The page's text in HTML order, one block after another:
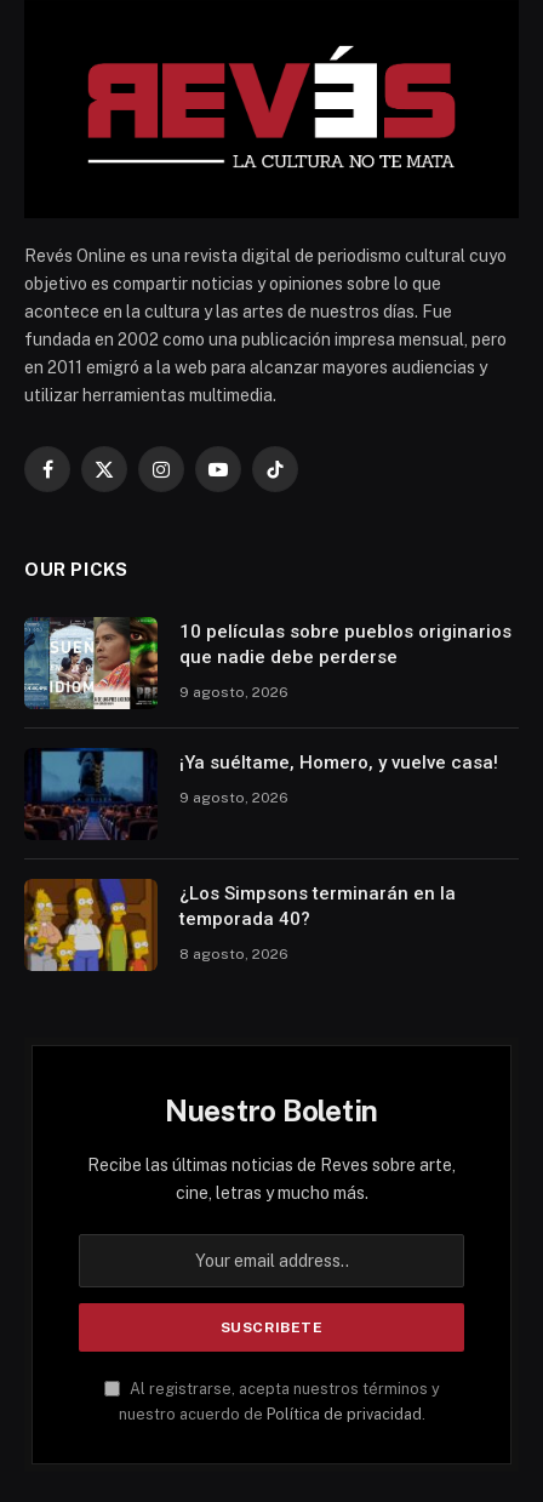
Revés Online es una revista digital de periodismo cultural cuyo
objetivo es compartir noticias y opiniones sobre lo que
acontece en la cultura y las artes de nuestros días. Fue
fundada en 2002 como una publicación impresa mensual, pero
en 2011 emigró a la web para alcanzar mayores audiencias y
utilizar herramientas multimedia.
Facebook
X
InstagramYouTubeTikTok
OUR PICKS
10 películas sobre pueblos originarios
que nadie debe perderse
9 agosto, 2026
¡Ya suéltame, Homero, y vuelve casa!
9 agosto, 2026
¿Los Simpsons terminarán en la
temporada 40?
8 agosto, 2026
Nuestro Boletin
Recibe las últimas noticias de Reves sobre arte,
cine, letras y mucho más.
Al registrarse, acepta nuestros términos y
nuestro acuerdo de Política de privacidad